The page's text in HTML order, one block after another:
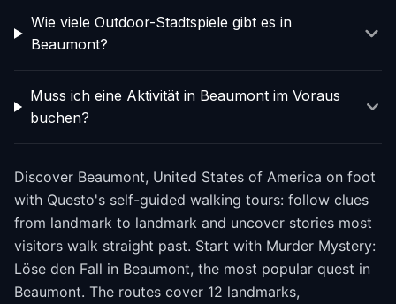
Wie viele Outdoor-Stadtspiele gibt es in
Beaumont?
Muss ich eine Aktivität in Beaumont im Voraus
buchen?
Discover Beaumont, United States of America on foot
with Questo's self-guided walking tours: follow clues
from landmark to landmark and uncover stories most
visitors walk straight past. Start with Murder Mystery:
Löse den Fall in Beaumont, the most popular quest in
Beaumont. The routes cover 12 landmarks,